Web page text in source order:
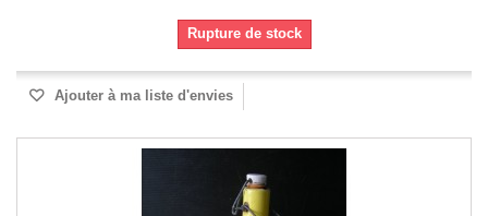
Rupture de stock
Ajouter à ma liste d'envies